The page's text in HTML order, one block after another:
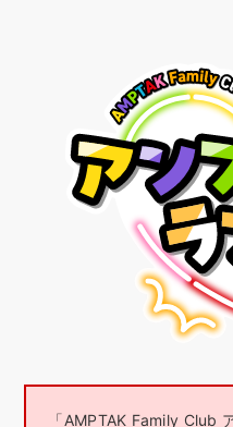
「AMPTAK Family Club